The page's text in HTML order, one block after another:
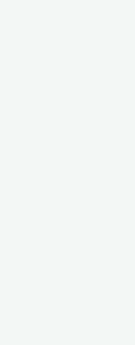
Erst kürzlich hat
Auflagen. Doch
Demenzregisters Bayern